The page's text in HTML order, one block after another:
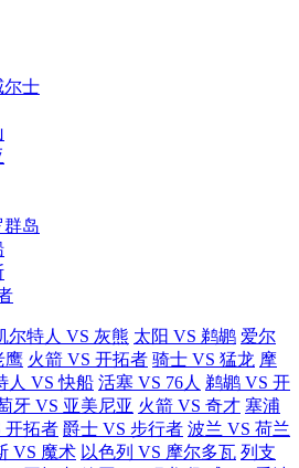
尔士
群岛
尔特人 VS 灰熊 太阳 VS 鹈鹕 爱尔
鹰 火箭 VS 开拓者 骑士 VS 猛龙 摩
人 VS 快船 活塞 VS 76人 鹈鹕 VS 开
牙 VS 亚美尼亚 火箭 VS 奇才 塞浦
开拓者 爵士 VS 步行者 波兰 VS 荷兰
VS 魔术 以色列 VS 摩尔多瓦 列支